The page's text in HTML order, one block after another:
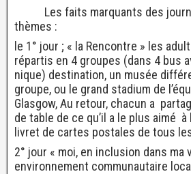
Les faits marquants des
thèmes :
le 1° jour ; « la Rencontre » les
répartis en 4 groupes (dans 4 bus
nique) destination, un musée
groupe, ou le grand stadium de
Glasgow, Au retour, chacun a
de table de ce qu’il a le plus aimé à
livret de cartes postales de tous
2° jour « moi, en inclusion dans ma
environnement communautaire